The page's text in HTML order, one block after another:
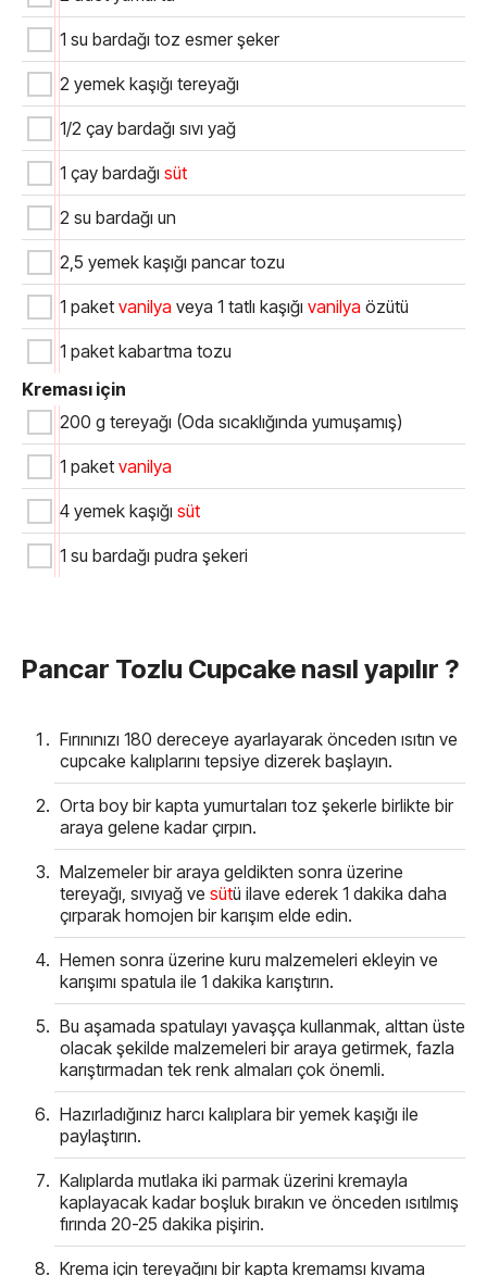
1 su bardağı toz esmer şeker
2 yemek kaşığı tereyağı
1/2 çay bardağı sıvı yağ
1 çay bardağı süt
2 su bardağı un
2,5 yemek kaşığı pancar tozu
1 paket vanilya veya 1 tatlı kaşığı vanilya özütü
1 paket kabartma tozu
Kreması için
200 g tereyağı (Oda sıcaklığında yumuşamış)
1 paket vanilya
4 yemek kaşığı süt
1 su bardağı pudra şekeri
Pancar Tozlu Cupcake nasıl yapılır ?
Fırınınızı 180 dereceye ayarlayarak önceden ısıtın ve
cupcake kalıplarını tepsiye dizerek başlayın.
Orta boy bir kapta yumurtaları toz şekerle birlikte bir
araya gelene kadar çırpın.
Malzemeler bir araya geldikten sonra üzerine
tereyağı, sıvıyağ ve sütü ilave ederek 1 dakika daha
çırparak homojen bir karışım elde edin.
Hemen sonra üzerine kuru malzemeleri ekleyin ve
karışımı spatula ile 1 dakika karıştırın.
Bu aşamada spatulayı yavaşça kullanmak, alttan üste
olacak şekilde malzemeleri bir araya getirmek, fazla
karıştırmadan tek renk almaları çok önemli.
Hazırladığınız harcı kalıplara bir yemek kaşığı ile
paylaştırın.
Kalıplarda mutlaka iki parmak üzerini kremayla
kaplayacak kadar boşluk bırakın ve önceden ısıtılmış
fırında 20-25 dakika pişirin.
Krema için tereyağını bir kapta kremamsı kıvama